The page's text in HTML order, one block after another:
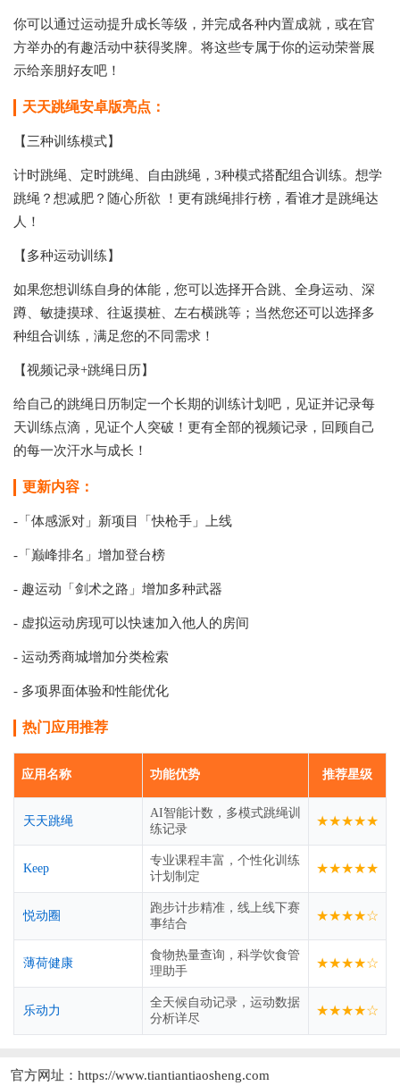
你可以通过运动提升成长等级，并完成各种内置成就，或在官
方举办的有趣活动中获得奖牌。将这些专属于你的运动荣誉展
示给亲朋好友吧！
天天跳绳安卓版亮点：
【三种训练模式】
计时跳绳、定时跳绳、自由跳绳，3种模式搭配组合训练。想学
跳绳？想减肥？随心所欲 ！更有跳绳排行榜，看谁才是跳绳达
人！
【多种运动训练】
如果您想训练自身的体能，您可以选择开合跳、全身运动、深
蹲、敏捷摸球、往返摸桩、左右横跳等；当然您还可以选择多
种组合训练，满足您的不同需求！
【视频记录+跳绳日历】
给自己的跳绳日历制定一个长期的训练计划吧，见证并记录每
天训练点滴，见证个人突破！更有全部的视频记录，回顾自己
的每一次汗水与成长！
更新内容：
-「体感派对」新项目「快枪手」上线
-「巅峰排名」增加登台榜
- 趣运动「剑术之路」增加多种武器
- 虚拟运动房现可以快速加入他人的房间
- 运动秀商城增加分类检索
- 多项界面体验和性能优化
热门应用推荐
应用名称 功能优势 推荐星级
天天跳绳
AI智能计数，多模式跳绳训
练记录
★★★★★
Keep
专业课程丰富，个性化训练
计划制定
★★★★★
悦动圈
跑步计步精准，线上线下赛
事结合
★★★★☆
薄荷健康
食物热量查询，科学饮食管
理助手
★★★★☆
乐动力
全天候自动记录，运动数据
分析详尽
★★★★☆
官方网址： https://www.tiantiantiaosheng.com